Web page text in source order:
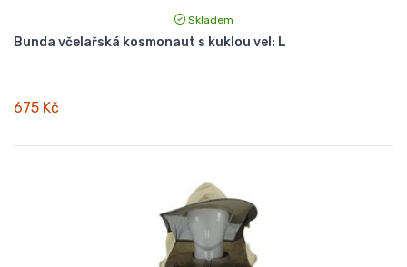
Skladem
Bunda včelařská kosmonaut s kuklou vel: L
675 Kč